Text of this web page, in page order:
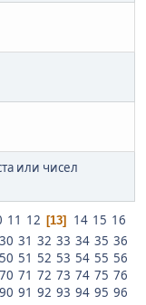
или чисел
11 12 13 14 15 16
30 31 32 33 34 35 36
50 51 52 53 54 55 56
70 71 72 73 74 75 76
90 91 92 93 94 95 96